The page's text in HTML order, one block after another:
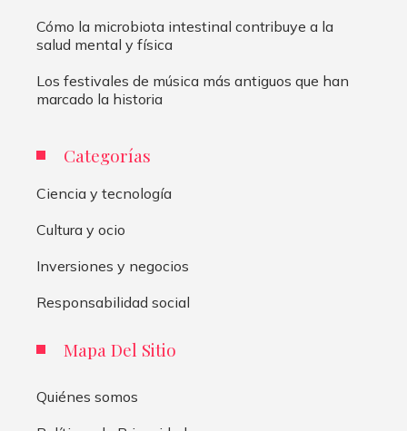
Cómo la microbiota intestinal contribuye a la
salud mental y física
Los festivales de música más antiguos que han
marcado la historia
Categorías
Ciencia y tecnología
Cultura y ocio
Inversiones y negocios
Responsabilidad social
Mapa Del Sitio
Quiénes somos